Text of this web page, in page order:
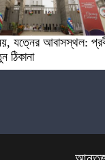
যত্নের আবাসস্থল:
ঠিকানা